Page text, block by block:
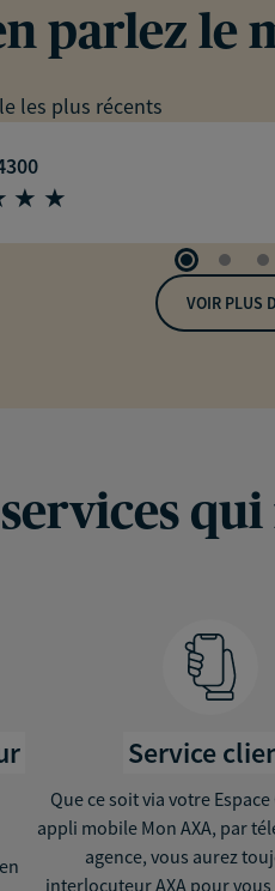
parlez le
les plus récents
VOIR PLUS
services
Service
Que ce soit via votre
appli mobile Mon AXA, par
agence, vous aurez
interlocuteur AXA pour